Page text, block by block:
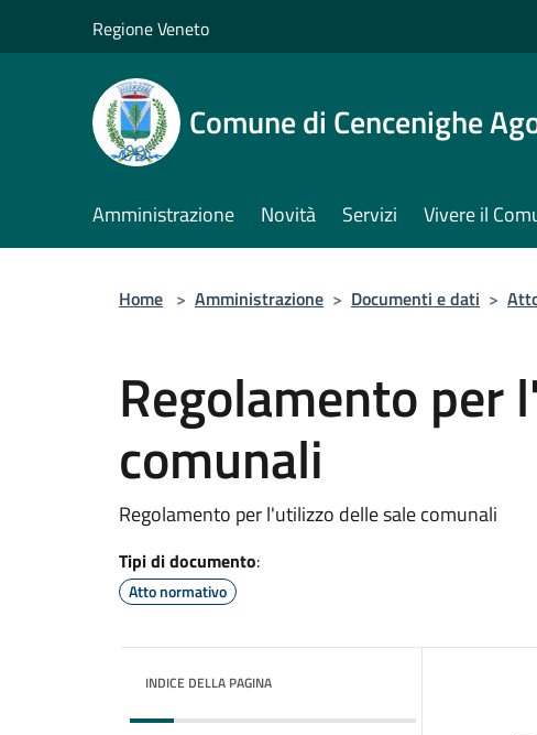
Regione Veneto
Comune di Cencenighe
Amministrazione Novità Servizi Vivere il
Home > Amministrazione > Documenti e dati >
Regolamento per
comunali
Regolamento per l'utilizzo delle sale comunali
Tipi di documento:
Atto normativo
INDICE DELLA PAGINA